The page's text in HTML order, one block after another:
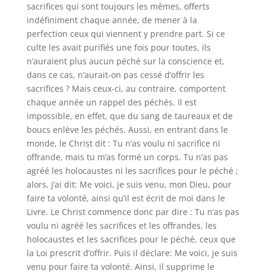
sacrifices qui sont toujours les mêmes, offerts
indéfiniment chaque année, de mener à la
perfection ceux qui viennent y prendre part. Si ce
culte les avait purifiés une fois pour toutes, ils
n’auraient plus aucun péché sur la conscience et,
dans ce cas, n’aurait-on pas cessé d’offrir les
sacrifices ? Mais ceux-ci, au contraire, comportent
chaque année un rappel des péchés. Il est
impossible, en effet, que du sang de taureaux et de
boucs enlève les péchés. Aussi, en entrant dans le
monde, le Christ dit : Tu n’as voulu ni sacrifice ni
offrande, mais tu m’as formé un corps. Tu n’as pas
agréé les holocaustes ni les sacrifices pour le péché ;
alors, j’ai dit: Me voici, je suis venu, mon Dieu, pour
faire ta volonté, ainsi qu’il est écrit de moi dans le
Livre. Le Christ commence donc par dire : Tu n’as pas
voulu ni agréé les sacrifices et les offrandes, les
holocaustes et les sacrifices pour le péché, ceux que
la Loi prescrit d’offrir. Puis il déclare: Me voici, je suis
venu pour faire ta volonté. Ainsi, il supprime le